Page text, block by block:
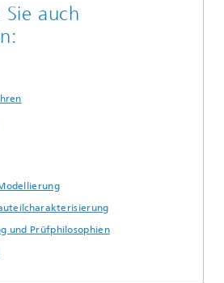
auch
und Prüfphilosophien